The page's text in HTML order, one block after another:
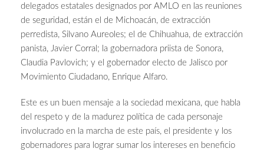
delegados estatales designados por AMLO en las reuniones
de seguridad, están el de Michoacán, de extracción
perredista, Silvano Aureoles; el de Chihuahua, de extracción
panista, Javier Corral; la gobernadora priista de Sonora,
Claudia Pavlovich; y el gobernador electo de Jalisco por
Movimiento Ciudadano, Enrique Alfaro.
Este es un buen mensaje a la sociedad mexicana, que habla
del respeto y de la madurez política de cada personaje
involucrado en la marcha de este país, el presidente y los
gobernadores para lograr sumar los intereses en beneficio